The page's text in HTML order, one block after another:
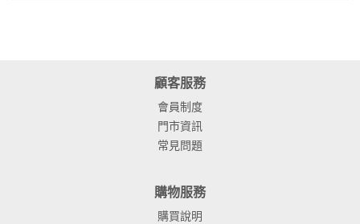
顧客服務
會員制度
門市資訊
常見問題
購物服務
購買說明